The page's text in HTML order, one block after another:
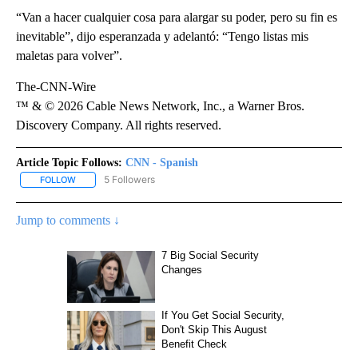
“Van a hacer cualquier cosa para alargar su poder, pero su fin es
inevitable”, dijo esperanzada y adelantó: “Tengo listas mis
maletas para volver”.
The-CNN-Wire
™ & © 2026 Cable News Network, Inc., a Warner Bros.
Discovery Company. All rights reserved.
Article Topic Follows: CNN - Spanish
FOLLOW FOLLOW "CNN - SPANISH" TO RECEIVE NOTIFICATIONS ABOUT
5 Followers
Jump to comments ↓